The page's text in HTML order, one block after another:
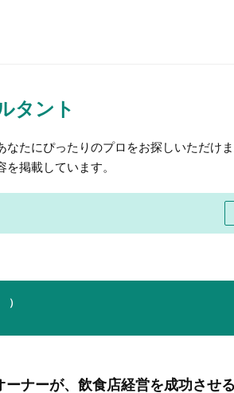
タント
たにぴったりのプロをお探しいただけ
掲載しています。
）
ーナーが、飲食店経営を成功させ